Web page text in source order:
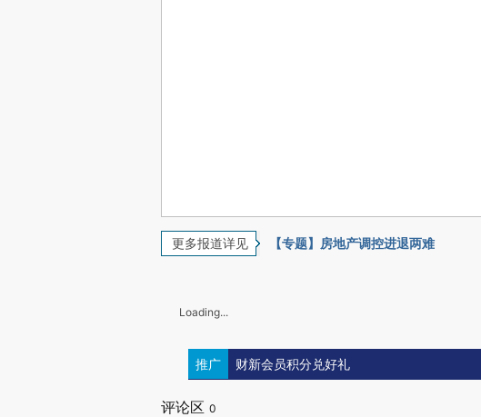
更多报道详见 【专题】房地产调控进退两难
Loading...
推广 财新会员积分兑好礼
评论区 0